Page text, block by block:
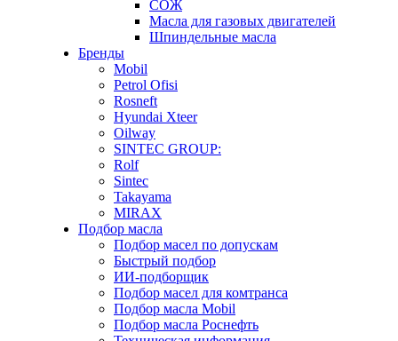
СОЖ
Масла для газовых двигателей
Шпиндельные масла
Бренды
Mobil
Petrol Ofisi
Rosneft
Hyundai Xteer
Oilway
SINTEC GROUP:
Rolf
Sintec
Takayama
MIRAX
Подбор масла
Подбор масел по допускам
Быстрый подбор
ИИ-подборщик
Подбор масел для комтранса
Подбор масла Mobil
Подбор масла Роснефть